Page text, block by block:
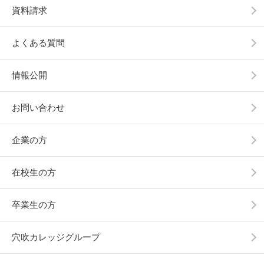
資料請求
よくある質問
情報公開
お問い合わせ
企業の方
在校生の方
卒業生の方
穴吹カレッジグループ